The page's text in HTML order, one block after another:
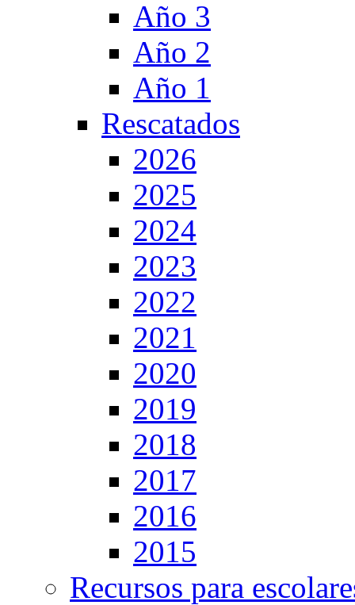
Año 3
Año 2
Año 1
Rescatados
2026
2025
2024
2023
2022
2021
2020
2019
2018
2017
2016
2015
Recursos para